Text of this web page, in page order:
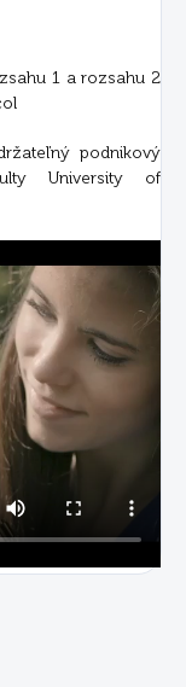
1 a rozsahu 2
podnikový
University of